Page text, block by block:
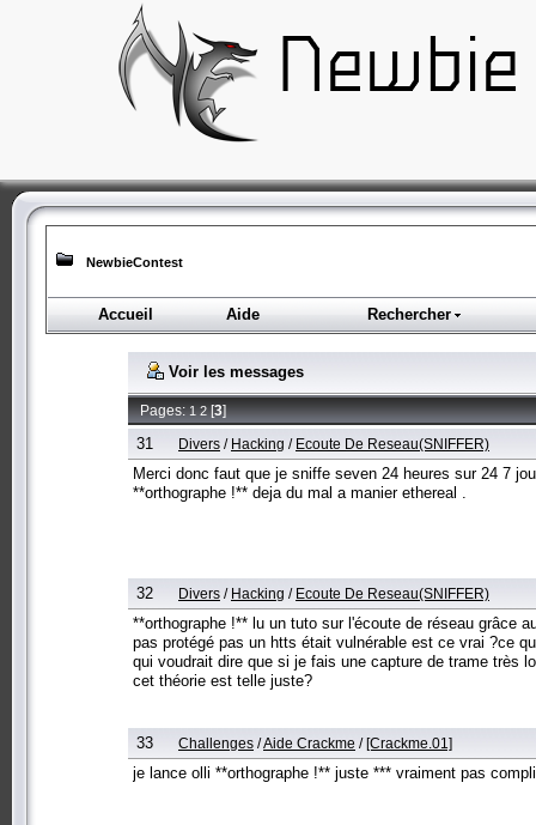
NewbieContest
Accueil Aide Rechercher
Voir les messages
Pages:1 2[3]
31 Divers / Hacking / Ecoute De Reseau(SNIFFER)
Merci donc faut que je sniffe seven 24 heures sur 24 7
**orthographe !** deja du mal a manier ethereal .
32 Divers / Hacking / Ecoute De Reseau(SNIFFER)
**orthographe !** lu un tuto sur l'écoute de réseau grâce
pas protégé pas un htts était vulnérable est ce vrai
qui voudrait dire que si je fais une capture de trame très
cet théorie est telle juste?
33 Challenges /Aide Crackme /[Crackme.01]
je lance olli **orthographe !** juste *** vraiment pas